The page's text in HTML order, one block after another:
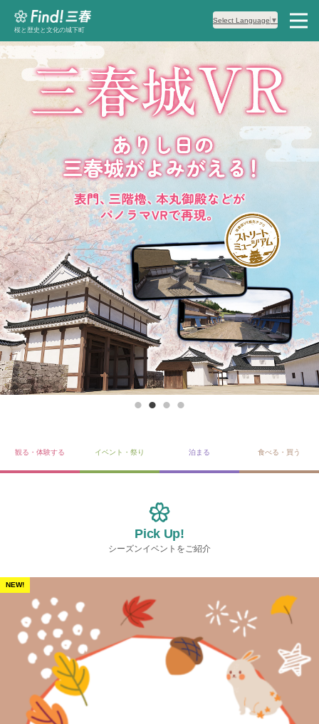
桜と歴史と文化の城下町
Select Language ▼
観る・体験する イベント・祭り 泊まる 食べる・買う
Pick Up!
シーズンイベントをご紹介
NEW!